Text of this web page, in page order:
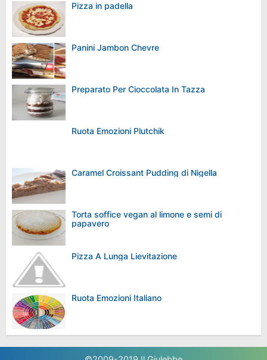
Pizza in padella
Panini Jambon Chevre
Preparato Per Cioccolata In Tazza
Ruota Emozioni Plutchik
Caramel Croissant Pudding di Nigella
Torta soffice vegan al limone e semi di
papavero
Pizza A Lunga Lievitazione
Ruota Emozioni Italiano